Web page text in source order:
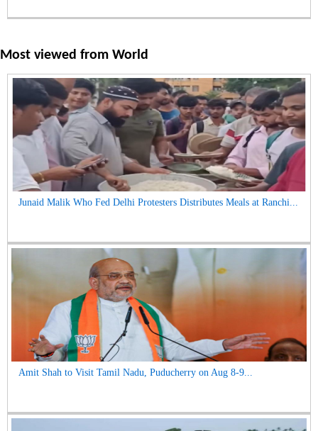
Most viewed from World
Junaid Malik Who Fed Delhi Protesters Distributes Meals at Ranchi...
Amit Shah to Visit Tamil Nadu, Puducherry on Aug 8-9...